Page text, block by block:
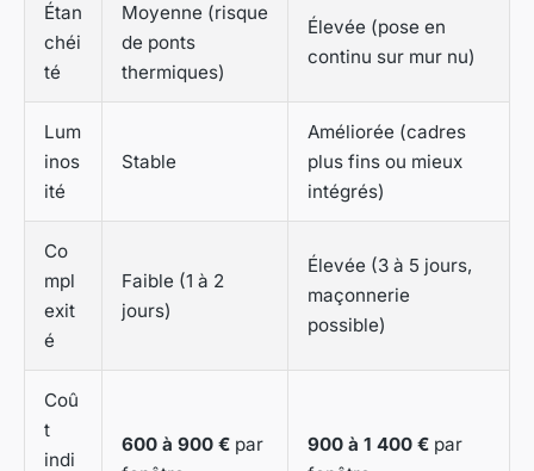
Étan
chéi
té
Moyenne (risque
de ponts
thermiques)
Élevée (pose en
continu sur mur nu)
Lum
inos
ité
Stable
Améliorée (cadres
plus fins ou mieux
intégrés)
Co
mpl
exit
é
Faible (1 à 2
jours)
Élevée (3 à 5 jours,
maçonnerie
possible)
Coû
t
indi
600 à 900 € par
900 à 1 400 € par